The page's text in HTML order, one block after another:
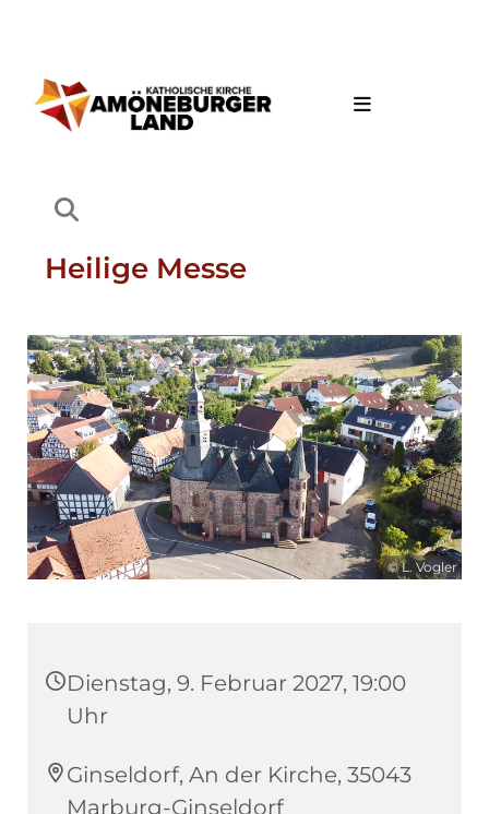
Heilige Messe
© L. Vogler
Dienstag, 9. Februar 2027, 19:00
Uhr
Ginseldorf, An der Kirche, 35043
Marburg-Ginseldorf